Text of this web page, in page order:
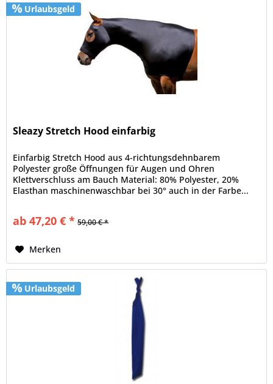
Urlaubsgeld
Sleazy Stretch Hood einfarbig
Einfarbig Stretch Hood aus 4-richtungsdehnbarem
Polyester große Öffnungen für Augen und Ohren
Klettverschluss am Bauch Material: 80% Polyester, 20%
Elasthan maschinenwaschbar bei 30° auch in der Farbe...
ab 47,20 € * 59,00 € *
Merken
Urlaubsgeld